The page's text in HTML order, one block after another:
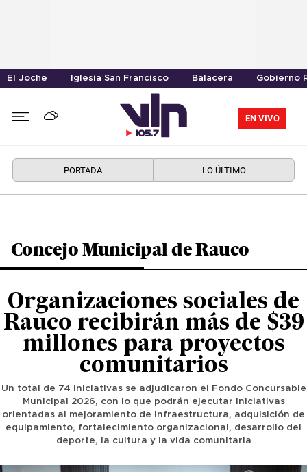
El Joche Iglesia San Francisco Balacera Gobierno
EN VIVO
PORTADA LO ÚLTIMO
Concejo Municipal de Rauco
Organizaciones sociales de
Rauco recibirán más de $39
millones para proyectos
comunitarios
Un total de 74 iniciativas se adjudicaron el Fondo Concursable
Municipal 2026, con lo que podrán ejecutar iniciativas
orientadas al mejoramiento de infraestructura, adquisición de
equipamiento, fortalecimiento organizacional, desarrollo del
deporte, la cultura y la vida comunitaria